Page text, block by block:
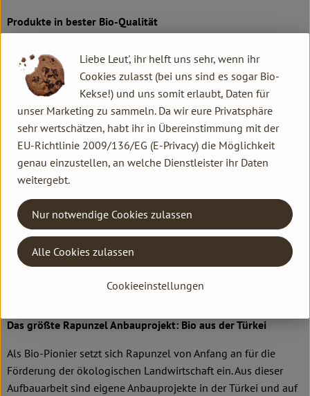
Produkte in bester Bio-Qualität
Qualitätssicherungs-Team nimmt daher eine Schlüsselposition
im Unternehmen ein. Die Kontrollen der Rohstoffe beginnen
bereits auf dem Feld. Bei Wareneingang werden alle Rohstoffe
und Produkte beprobt. Zusätzlich werden sie durch anerkannte
externe Labors unabhängig analysiert.
Wie schon zu Beginn liegen Rapunzel auch heute die
persönlichen Kontakte zu den Lieferanten und langfristige
Partnerschaften besonders am Herzen. Besuche vor Ort,
Beratung durch eigene Agrar-Ingenieure und der rege
Austausch miteinander sichern die einwandfreie Qualität der
Rohstoffe ab. Das schafft Transparenz - vom Feld bis zum
Teller des Verbrauchers.
Das größte Rapunzel Anbauprojekt: Bio aus der Türkei
Als Bio-Pionier setzt sich Rapunzel von Anfang an für die
Förderung der ökologischen Landwirtschaft ein. Aus dieser
Aufbauarbeit sind eigene Anbauprojekte in der Türkei und auf
Liebe Leut', ihr helft uns sehr, wenn ihr
Cookies zulasst (bei uns sind es sogar Bio-
Kekse!) und uns somit erlaubt, Daten für
unser Marketing zu sammeln. Da wir eure Privatsphäre
sehr wertschätzen, habt ihr in Übereinstimmung mit der
EU-Richtlinie 2009/136/EG (E-Privacy) die Möglichkeit
genau einzustellen, an welche Dienstleister ihr Daten
weitergebt.
Cookieeinstellungen
Nur notwendige Cookies zulassen
Alle Cookies zulassen